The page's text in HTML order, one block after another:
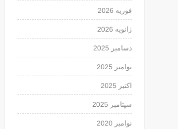
فوریه 2026
ژانویه 2026
دسامبر 2025
نوامبر 2025
اکتبر 2025
سپتامبر 2025
نوامبر 2020